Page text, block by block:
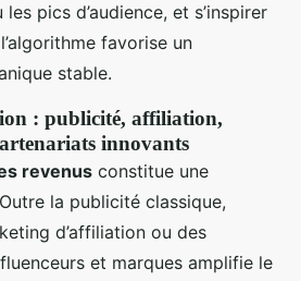
pics d’audience, et s’inspirer
favorise un
stable.
: publicité, affiliation,
innovants
revenus constitue une
la publicité classique,
d’affiliation ou des
et marques amplifie le